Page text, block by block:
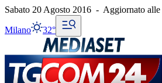
Sabato 20 Agosto 2016 - Aggiornato alle
Milano 32°